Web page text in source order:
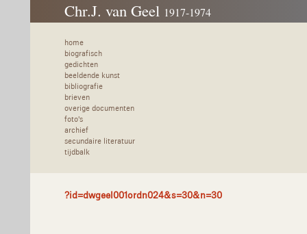
Chr.J. van Geel 1917-1974
home
biografisch
gedichten
beeldende kunst
bibliografie
brieven
overige documenten
foto's
archief
secundaire literatuur
tijdbalk
?id=dwgeel001ordn024&s=30&n=30